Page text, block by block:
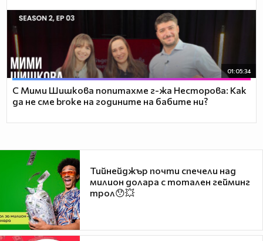
01:05:34
С Мими Шишкова попитахме г-жа Несторова: Как
да не сме broke на годините на бабите ни?
Тийнейджър почти спечели над
милион долара с тотален гейминг
трол😯💥